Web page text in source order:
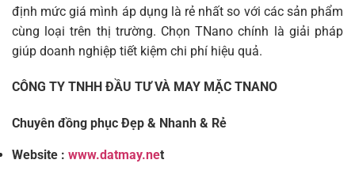
định mức giá mình áp dụng là rẻ nhất so với các sản phẩm
cùng loại trên thị trường. Chọn TNano chính là giải pháp
giúp doanh nghiệp tiết kiệm chi phí hiệu quả.
CÔNG TY TNHH ĐẦU TƯ VÀ MAY MẶC TNANO
Chuyên đồng phục Đẹp & Nhanh & Rẻ
Website : www.datmay.net